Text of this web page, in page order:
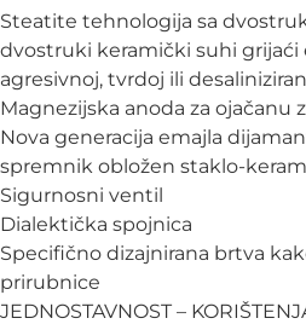
Steatite tehnologija sa
dvostruki keramički suhi
agresivnoj, tvrdoj ili
Magnezijska anoda za ojačanu
Nova generacija emajla
spremnik obložen staklo-
Sigurnosni ventil
Dialektička spojnica
Specifično dizajnirana brtva
prirubnice
JEDNOSTAVNOST –